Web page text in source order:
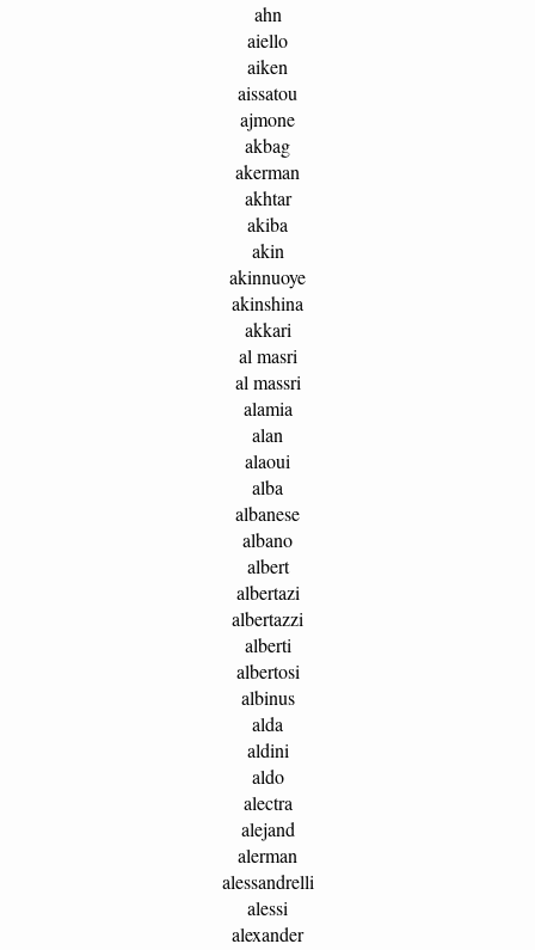
ahn
aiello
aiken
aissatou
ajmone
akbag
akerman
akhtar
akiba
akin
akinnuoye
akinshina
akkari
al masri
al massri
alamia
alan
alaoui
alba
albanese
albano
albert
albertazi
albertazzi
alberti
albertosi
albinus
alda
aldini
aldo
alectra
alejand
alerman
alessandrelli
alessi
alexander